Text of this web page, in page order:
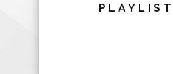
PLAYLIST